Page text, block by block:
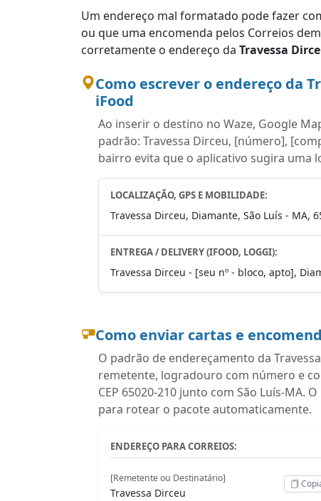
Um endereço mal formatado pode fazer
ou que uma encomenda pelos Correios
corretamente o endereço da Travessa
Como escrever o endereço da
iFood
Ao inserir o destino no Waze, Google
padrão: Travessa Dirceu, [número],
bairro evita que o aplicativo sugira uma
LOCALIZAÇÃO, GPS E MOBILIDADE:
Travessa Dirceu, Diamante, São Luís - MA,
ENTREGA / DELIVERY (IFOOD, LOGGI):
Travessa Dirceu - [seu nº - bloco, apto],
Como enviar cartas e
O padrão de endereçamento da
remetente, logradouro com número e
CEP 65020-210 junto com São Luís-MA.
para rotear o pacote automaticamente.
ENDEREÇO PARA CORREIOS:
[Remetente ou Destinatário]
Travessa Dirceu